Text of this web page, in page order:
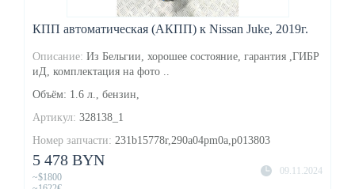
КПП автоматическая (АКПП) к Nissan Juke, 2019г.
Описание: Из Бельгии, хорошее состояние, гарантия ,ГИБР
иД, комплектация на фото ..
Объём: 1.6 л., бензин,
Артикул: 328138_1
Номер запчасти: 231b15778r,290a04pm0a,p013803
09.11.2024
5 478 BYN
~$1800